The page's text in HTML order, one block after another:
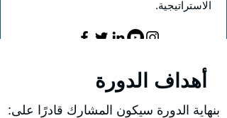
الاستراتيجية.
بنهاية الدورة سيكون المشارك قادرًا على: